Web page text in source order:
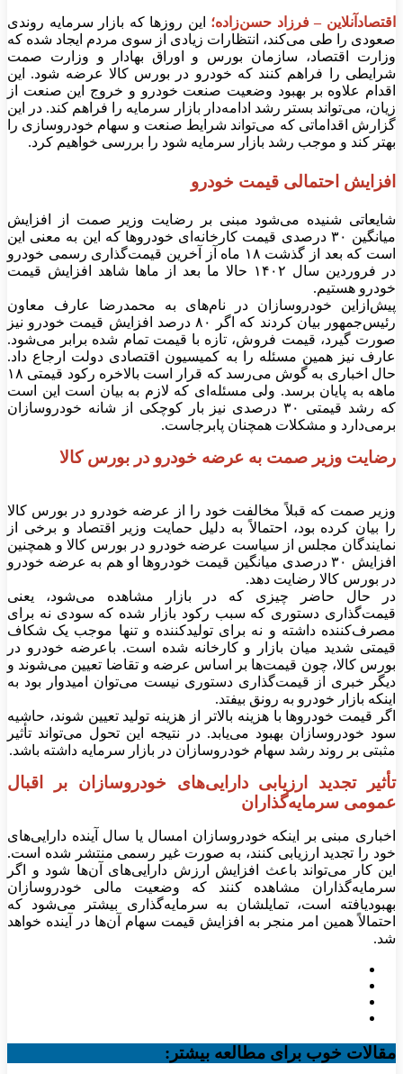
اقتصادآنلاین – فرزاد حسن‌زاده؛
این روز‌ها که بازار سرمایه روندی
صعودی را طی می‌کند، انتظارات زیادی از سوی مردم ایجاد شده که
وزارت اقتصاد، سازمان بورس و اوراق بهادار و وزارت صمت
شرایطی را فراهم کنند که خودرو در بورس کالا عرضه شود. این
اقدام علاوه بر بهبود وضعیت صنعت خودرو و خروج این صنعت از
زیان، می‌تواند بستر رشد ادامه‌دار بازار سرمایه را فراهم کند. در این
گزارش اقداماتی که می‌تواند شرایط صنعت و سهام خودروسازی را
بهتر کند و موجب رشد بازار سرمایه شود را بررسی خواهیم کرد.
افزایش احتمالی قیمت خودرو
شایعاتی شنیده می‌شود مبنی بر رضایت وزیر صمت از افزایش
میانگین ۳۰ درصدی قیمت کارخانه‌ای خودرو‌ها که این به معنی این
است که بعد از گذشت ۱۸ ماه آز آخرین قیمت‌گذاری رسمی خودرو
در فروردین سال ۱۴۰۲ حالا ما بعد از ما‌ها شاهد افزایش قیمت
خودرو هستیم.
پیش‌ازاین خودروسازان در نام‌های به محمدرضا عارف معاون
رئیس‌جمهور بیان کردند که اگر ۸۰ درصد افزایش قیمت خودرو نیز
صورت گیرد، قیمت فروش، تازه با قیمت تمام شده برابر می‌شود.
عارف نیز همین مسئله را به کمیسیون اقتصادی دولت ارجاع داد.
حال اخباری به گوش می‌رسد که قرار است بالاخره رکود قیمتی ۱۸
ماهه به پایان برسد. ولی مسئله‌ای که لازم به بیان است این است
که رشد قیمتی ۳۰ درصدی نیز بار کوچکی از شانه خودروسازان
برمی‌دارد و مشکلات همچنان پابرجاست.
رضایت وزیر صمت به عرضه خودرو در بورس کالا
وزیر صمت که قبلاً مخالفت خود را از عرضه خودرو در بورس کالا
را بیان کرده بود، احتمالاً به دلیل حمایت وزیر اقتصاد و برخی از
نمایندگان مجلس از سیاست عرضه خودرو در بورس کالا و همچنین
افزایش ۳۰ درصدی میانگین قیمت خودرو‌ها او هم به عرضه خودرو
در بورس کالا رضایت دهد.
در حال حاضر چیزی که در بازار مشاهده می‌شود، یعنی
قیمت‌گذاری دستوری که سبب رکود بازار شده که سودی نه برای
مصرف‌کننده داشته و نه برای تولیدکننده و تنها موجب یک شکاف
قیمتی شدید میان بازار و کارخانه شده است. باعرضه خودرو در
بورس کالا، چون قیمت‌ها بر اساس عرضه و تقاضا تعیین می‌شوند و
دیگر خبری از قیمت‌گذاری دستوری نیست می‌توان امیدوار بود به
اینکه بازار خودرو به رونق بیفتد.
اگر قیمت خودرو‌ها با هزینه بالاتر از هزینه تولید تعیین شوند، حاشیه
سود خودروسازان بهبود می‌یابد. در نتیجه این تحول می‌تواند تأثیر
مثبتی بر روند رشد سهام خودروسازان در بازار سرمایه داشته باشد.
تأثیر تجدید ارزیابی دارایی‌های خودروسازان بر اقبال
عمومی سرمایه‌گذاران
اخباری مبنی بر اینکه خودروسازان امسال یا سال آینده دارایی‌های
خود را تجدید ارزیابی کنند، به صورت غیر رسمی منتشر شده است.
این کار می‌تواند باعث افزایش ارزش دارایی‌های آن‌ها شود و اگر
سرمایه‌گذاران مشاهده کنند که وضعیت مالی خودروسازان
بهبودیافته است، تمایلشان به سرمایه‌گذاری بیشتر می‌شود که
احتمالاً همین امر منجر به افزایش قیمت سهام آن‌ها در آینده خواهد
شد.
مقالات خوب برای مطالعه بیشتر: